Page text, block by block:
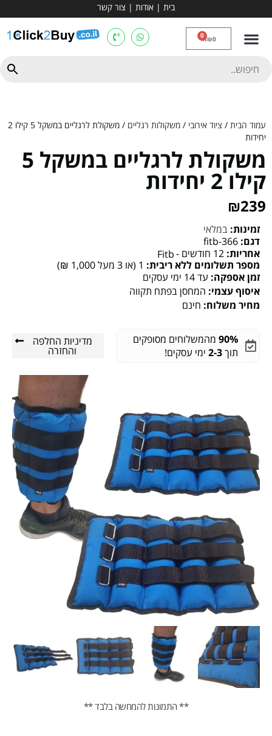
בית | אודות | צור קשר
₪0
0
עמוד הבית / ציוד אירובי / משקולות רגליים
/ משקולת לרגליים במשקל 5 קילו 2
יחידות
משקולת לרגליים במשקל 5
קילו 2 יחידות
₪239
זמינות: במלאי
דגם: fitb-366
אחריות: 12 חודשים -
Fitb
מספר תשלומים ללא ריבית: 1 (או 3 מעל 1,000 ₪)
זמן אספקה: עד 14 ימי עסקים
איסוף עצמי: המחסן בפתח תקווה
מחיר משלוח: חינם
90% מהמשלוחים מסופקים
תוך2-3 ימי עסקים!
מדיניות החלפה
והחזרה
** התמונות להמחשה בלבד **